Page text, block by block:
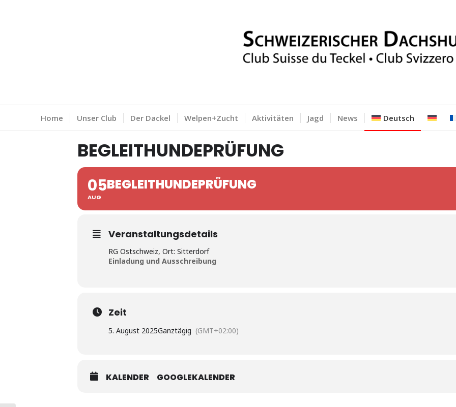
Home Unser Club Der Dackel Welpen+Zucht Aktivitäten Jagd News Deutsch
BEGLEITHUNDEPRÜFUNG
05
AUG
BEGLEITHUNDEPRÜFUNG
Veranstaltungsdetails
RG Ostschweiz, Ort: Sitterdorf
Einladung und Ausschreibung
Zeit
5. August 2025Ganztägig (GMT+02:00)
KALENDER GOOGLEKALENDER